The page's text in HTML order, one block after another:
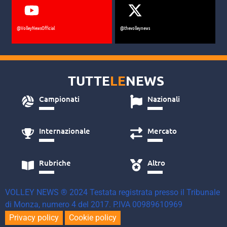
@VolleyNewsOfficial @thevolleynews
TUTTELENEWS
Campionati Nazionali
Internazionale Mercato
Rubriche Altro
VOLLEY NEWS ® 2024 Testata registrata presso il Tribunale
di Monza, numero 4 del 2017. P.IVA 00989610969
Privacy policy
Cookie policy